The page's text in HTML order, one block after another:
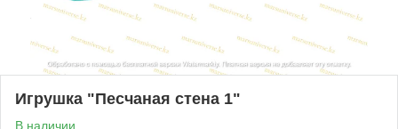
Игрушка "Песчаная стена 1"
В наличии